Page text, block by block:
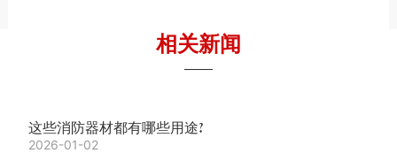
相关新闻
——
这些消防器材都有哪些用途?
2026-01-02